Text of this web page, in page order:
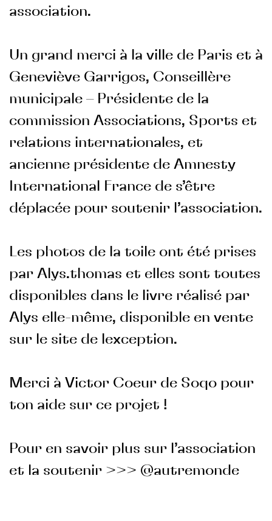
association.
Un grand merci à la ville de Paris et à
Geneviève Garrigos, Conseillère
municipale – Présidente de la
commission Associations, Sports et
relations internationales, et
ancienne présidente de Amnesty
International France de s’être
déplacée pour soutenir l’association.
Les photos de la toile ont été prises
par Alys.thomas et elles sont toutes
disponibles dans le livre réalisé par
Alys elle-même, disponible en vente
sur le site de lexception.
Merci à Victor Coeur de Soqo pour
ton aide sur ce projet !
Pour en savoir plus sur l’association
et la soutenir >>> @autremonde